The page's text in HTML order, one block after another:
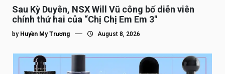
Sau Kỳ Duyên, NSX Will Vũ công bố diễn viên
chính thứ hai của “Chị Chị Em Em 3″
by Huyền My Trương August 8, 2026